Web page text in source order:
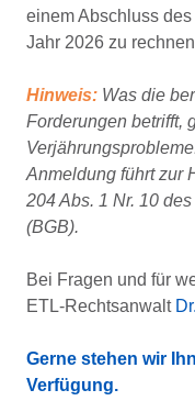
einem Abschluss
Jahr 2026 zu
Hinweis: Was die
Forderungen betrifft,
Anmeldung führt zur
204 Abs. 1 Nr. 10
(BGB).
Bei Fragen und für
ETL-Rechtsanwalt
Gerne stehen wir
Verfügung.